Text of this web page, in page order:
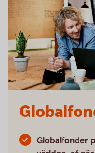
Globalfonder